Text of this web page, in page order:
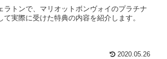
ラトンで、マリオットボンヴォイのプラチナ
て実際に受けた特典の内容を紹介します。
2020.05.26